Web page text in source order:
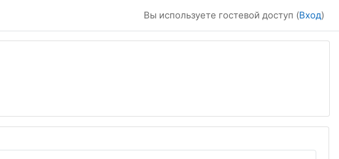
Вы используете гостевой доступ (Вход)